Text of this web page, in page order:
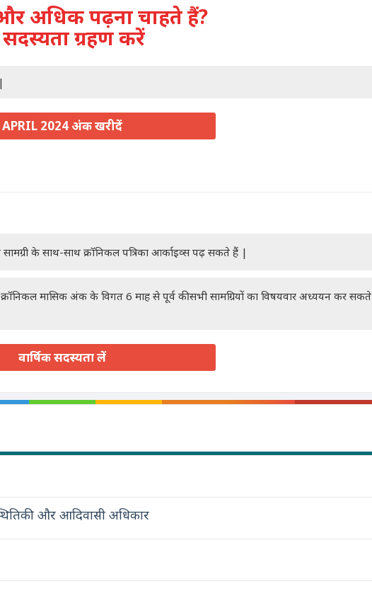
अधिक पढ़ना चाहते हैं?
सदस्यता ग्रहण करें
APRIL 2024 अंक खरीदें
सामग्री के साथ-साथ क्रॉनिकल पत्रिका आर्काइव्स पढ़ सकते हैं |
मासिक अंक के विगत 6 माह से पूर्व की सभी सामग्रियों का विषयवार अध्ययन कर सकते
वार्षिक सदस्यता लें
और आदिवासी अधिकार